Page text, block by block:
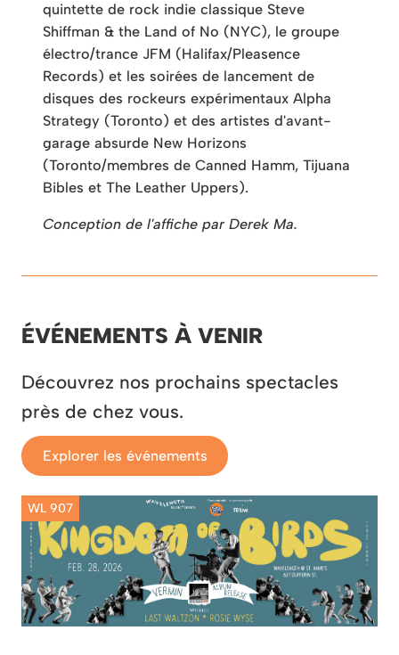
quintette de rock indie classique Steve
Shiffman & the Land of No (NYC), le groupe
électro/trance JFM (Halifax/Pleasence
Records) et les soirées de lancement de
disques des rockeurs expérimentaux Alpha
Strategy (Toronto) et des artistes d'avant-
garage absurde New Horizons
(Toronto/membres de Canned Hamm, Tijuana
Bibles et The Leather Uppers).
Conception de l'affiche par Derek Ma.
ÉVÉNEMENTS À VENIR
Découvrez nos prochains spectacles
près de chez vous.
Explorer les événements
WL 907